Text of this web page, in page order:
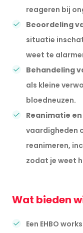
reageren bij
Beoordeling
situatie
weet te
Behandeling
als kleine
bloedneuzen.
Reanimatie en
vaardigheden
reanimeren,
zodat je weet
Wat bieden
Een EHBO